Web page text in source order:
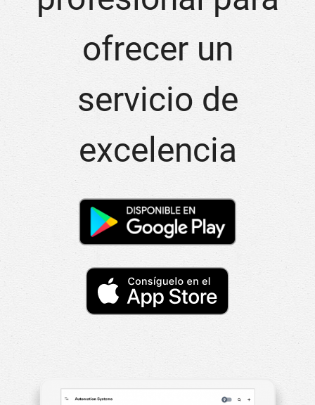
ofrecer un
servicio de
excelencia